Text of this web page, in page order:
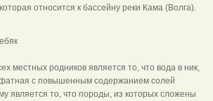
относится к бассейну реки Кама (Волга).
местных родников является то, что вода в ник,
с повышенным содержанием солей
является то, что породы, из которых сложены